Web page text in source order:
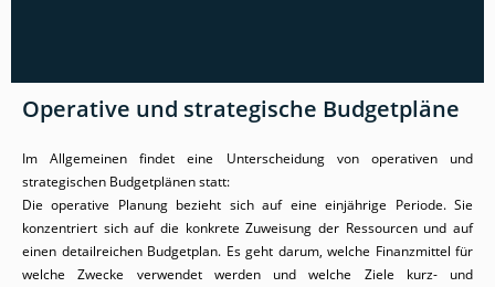
Operative und strategische Budgetpläne
Im Allgemeinen findet eine Unterscheidung von operativen und
strategischen Budgetplänen statt:
Die operative Planung bezieht sich auf eine einjährige Periode. Sie
konzentriert sich auf die konkrete Zuweisung der Ressourcen und auf
einen detailreichen Budgetplan. Es geht darum, welche Finanzmittel für
welche Zwecke verwendet werden und welche Ziele kurz- und